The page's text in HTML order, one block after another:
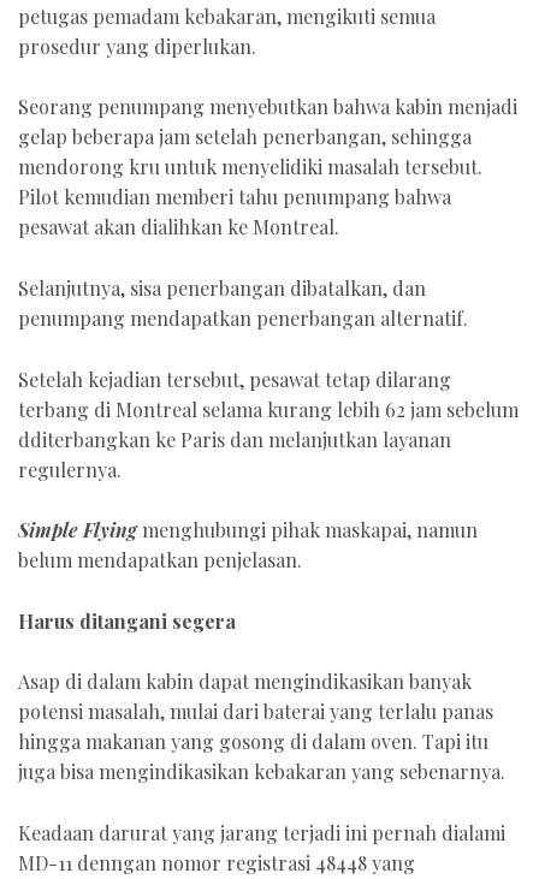
petugas pemadam kebakaran, mengikuti semua
prosedur yang diperlukan.
Seorang penumpang menyebutkan bahwa kabin menjadi
gelap beberapa jam setelah penerbangan, sehingga
mendorong kru untuk menyelidiki masalah tersebut.
Pilot kemudian memberi tahu penumpang bahwa
pesawat akan dialihkan ke Montreal.
Selanjutnya, sisa penerbangan dibatalkan, dan
penumpang mendapatkan penerbangan alternatif.
Setelah kejadian tersebut, pesawat tetap dilarang
terbang di Montreal selama kurang lebih 62 jam sebelum
dditerbangkan ke Paris dan melanjutkan layanan
regulernya.
Simple Flyingmenghubungi pihak maskapai, namun
belum mendapatkan penjelasan.
Harus ditangani segera
Asap di dalam kabin dapat mengindikasikan banyak
potensi masalah, mulai dari baterai yang terlalu panas
hingga makanan yang gosong di dalam oven. Tapi itu
juga bisa mengindikasikan kebakaran yang sebenarnya.
Keadaan darurat yang jarang terjadi ini pernah dialami
MD-11 denngan nomor registrasi 48448 yang